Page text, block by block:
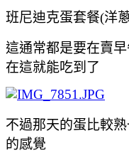
班尼迪克蛋套餐(洋
這通常都是要在賣
在這就能吃到了
不過那天的蛋比較
的感覺